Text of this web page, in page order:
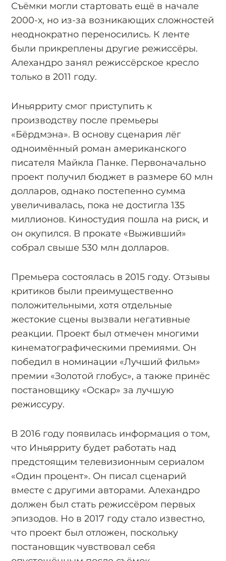
Съёмки могли стартовать ещё в начале
2000-х, но из-за возникающих сложностей
неоднократно переносились. К ленте
были прикреплены другие режиссёры.
Алехандро занял режиссёрское кресло
только в 2011 году.
Иньярриту смог приступить к
производству после премьеры
«Бёрдмэна». В основу сценария лёг
одноимённый роман американского
писателя Майкла Панке. Первоначально
проект получил бюджет в размере 60 млн
долларов, однако постепенно сумма
увеличивалась, пока не достигла 135
миллионов. Киностудия пошла на риск, и
он окупился. В прокате «Выживший»
собрал свыше 530 млн долларов.
Премьера состоялась в 2015 году. Отзывы
критиков были преимущественно
положительными, хотя отдельные
жестокие сцены вызвали негативные
реакции. Проект был отмечен многими
кинематографическими премиями. Он
победил в номинации «Лучший фильм»
премии «Золотой глобус», а также принёс
постановщику «Оскар» за лучшую
режиссуру.
В 2016 году появилась информация о том,
что Иньярриту будет работать над
предстоящим телевизионным сериалом
«Один процент». Он писал сценарий
вместе с другими авторами. Алехандро
должен был стать режиссёром первых
эпизодов. Но в 2017 году стало известно,
что проект был отложен, поскольку
постановщик чувствовал себя